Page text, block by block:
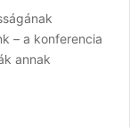
– a konferencia
annak